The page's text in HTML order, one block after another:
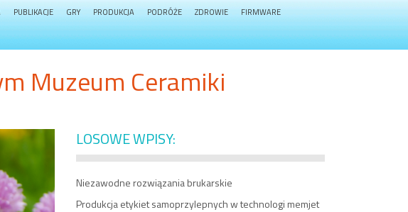
PUBLIKACJE GRY PRODUKCJA PODRÓŻE ZDROWIE FIRMWARE
Muzeum Ceramiki
LOSOWE WPISY:
Niezawodne rozwiązania brukarskie
Produkcja etykiet samoprzylepnych w technologi memjet